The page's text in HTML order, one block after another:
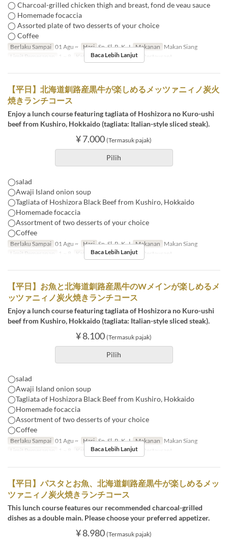
◯ Charcoal-grilled chicken thigh and breast, fond de veau sauce
◯ Homemade focaccia
◯ Assorted plate of two desserts of your choice
◯ Coffee
Berlaku Sampai 01 Agu ~ Hari Sn, Sl, R, K, J Makanan Makan Siang
Limit Pemesanan
1 ~ 8 Kategori Tempat Duduk Restaurant
Baca Lebih Lanjut
【平日】北海道釧路産黒牛が楽しめるメッツァニィノ炭火
焼きランチコース
Enjoy a lunch course featuring tagliata of Hoshizora no Kuro-ushi
beef from Kushiro, Hokkaido (tagliata: Italian-style sliced steak).
¥ 7.000 (Termasuk pajak)
Pilih
◯salad
◯Awaji Island onion soup
◯Tagliata of Hoshizora Black Beef from Kushiro, Hokkaido
◯Homemade focaccia
◯Assortment of two desserts of your choice
◯Coffee
Berlaku Sampai 01 Agu ~ Hari Sn, Sl, R, K, J Makanan Makan Siang
Limit Pemesanan
1 ~ 8 Kategori Tempat Duduk Restaurant
Baca Lebih Lanjut
【平日】お魚と北海道釧路産黒牛のWメインが楽しめるメ
ッツァニィノ炭火焼きランチコース
Enjoy a lunch course featuring tagliata of Hoshizora no Kuro-ushi
beef from Kushiro, Hokkaido (tagliata: Italian-style sliced steak).
¥ 8.100 (Termasuk pajak)
Pilih
◯salad
◯Awaji Island onion soup
◯Tagliata of Hoshizora Black Beef from Kushiro, Hokkaido
◯Homemade focaccia
◯Assortment of two desserts of your choice
◯Coffee
Berlaku Sampai 01 Agu ~ Hari Sn, Sl, R, K, J Makanan Makan Siang
Limit Pemesanan
1 ~ 8 Kategori Tempat Duduk Restaurant
Baca Lebih Lanjut
【平日】パスタとお魚、北海道釧路産黒牛が楽しめるメッ
ツァニィノ炭火焼きランチコース
This lunch course features our recommended charcoal-grilled
dishes as a double main. Please choose your preferred appetizer.
¥ 8.980 (Termasuk pajak)